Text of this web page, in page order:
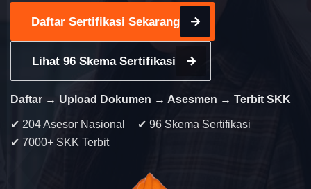
Daftar Sertifikasi Sekarang
Lihat 96 Skema Sertifikasi
Daftar → Upload Dokumen → Asesmen → Terbit SKK
✔ 204 Asesor Nasional
✔ 96 Skema Sertifikasi
✔ 7000+ SKK Terbit